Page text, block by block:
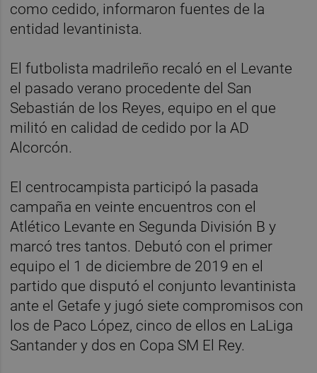
como cedido, informaron fuentes de la
entidad levantinista.
El futbolista madrileño recaló en el Levante
el pasado verano procedente del San
Sebastián de los Reyes, equipo en el que
militó en calidad de cedido por la AD
Alcorcón.
El centrocampista participó la pasada
campaña en veinte encuentros con el
Atlético Levante en Segunda División B y
marcó tres tantos. Debutó con el primer
equipo el 1 de diciembre de 2019 en el
partido que disputó el conjunto levantinista
ante el Getafe y jugó siete compromisos con
los de Paco López, cinco de ellos en LaLiga
Santander y dos en Copa SM El Rey.